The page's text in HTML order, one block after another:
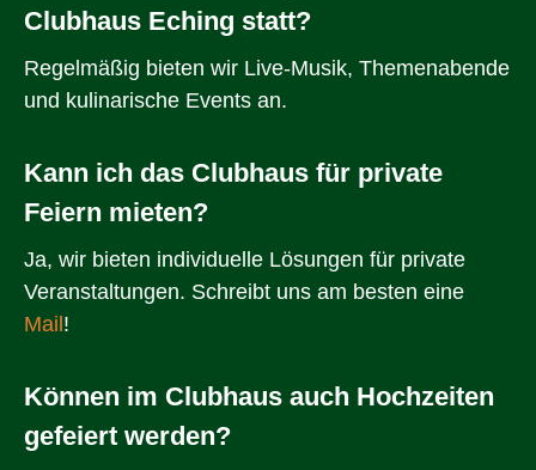
Clubhaus Eching statt?
Regelmäßig bieten wir Live-Musik, Themenabende
und kulinarische Events an.
Kann ich das Clubhaus für private
Feiern mieten?
Ja, wir bieten individuelle Lösungen für private
Veranstaltungen. Schreibt uns am besten eine
Mail !
Können im Clubhaus auch Hochzeiten
gefeiert werden?